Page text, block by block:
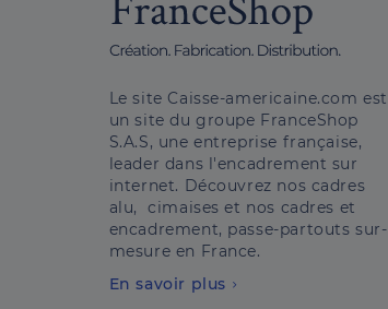
Le site Caisse-americaine.com est
un site du groupe FranceShop
S.A.S, une entreprise française,
leader dans l'encadrement sur
internet. Découvrez nos cadres
alu, cimaises et nos cadres et
encadrement, passe-partouts sur-
mesure en France.
En savoir plus